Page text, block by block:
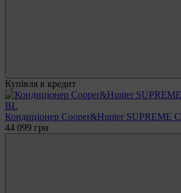
Купівля в кредит
Кондиціонер Cooper&Hunter SUPREME
44 099 грн